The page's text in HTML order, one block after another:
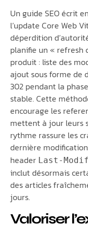
Un guide SEO écrit
l’update Core Web
déperdition
planifie un « refresh
produit : liste des
ajout sous forme de
302 pendant la
stable. Cette
encourage les
mettent à jour leurs
rythme rassure les
dernière
header Last-
inclut désormais
des articles
jours.
Valoriser